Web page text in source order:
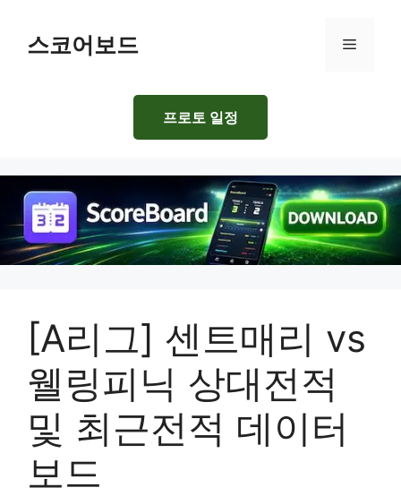
content스코어보드 Menu
프로토 일정
[A리그] 센트매리 vs
웰링피닉 상대전적
및 최근전적 데이터
보드